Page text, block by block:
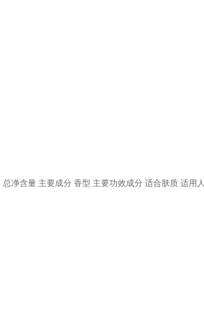
总净含量 主要成分 香型 主要功效成分 适合肤质 适用